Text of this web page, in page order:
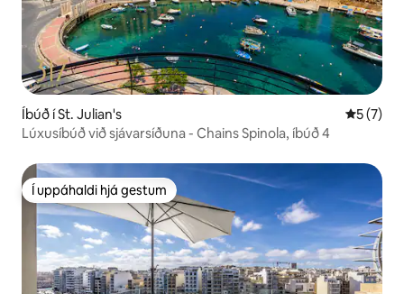
Íbúð í St. Julian's 5 af 5 í
5 (7)
Lúxusíbúð við sjávarsíðuna - Chains Spinola, íbúð 4
Í uppáhaldi hjá gestum
Í uppáhaldi hjá gestum